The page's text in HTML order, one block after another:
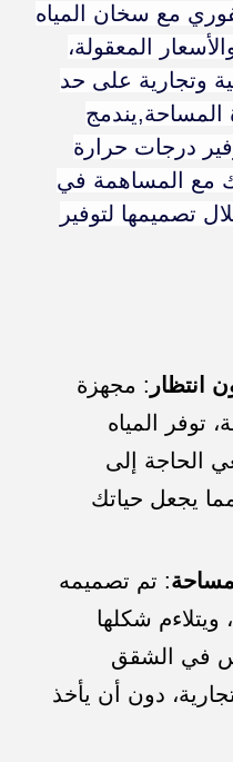
مع سخان المياه
المعقولة،
وتجارية على حد
المساحة,يندمج
درجات حرارة
مع المساهمة في
تصميمها لتوفير
انتظار : مجهزة
توفر المياه
الحاجة إلى
يجعل حياتك
: تم تصميمه
شكلها
في الشقق
دون أن يأخذ